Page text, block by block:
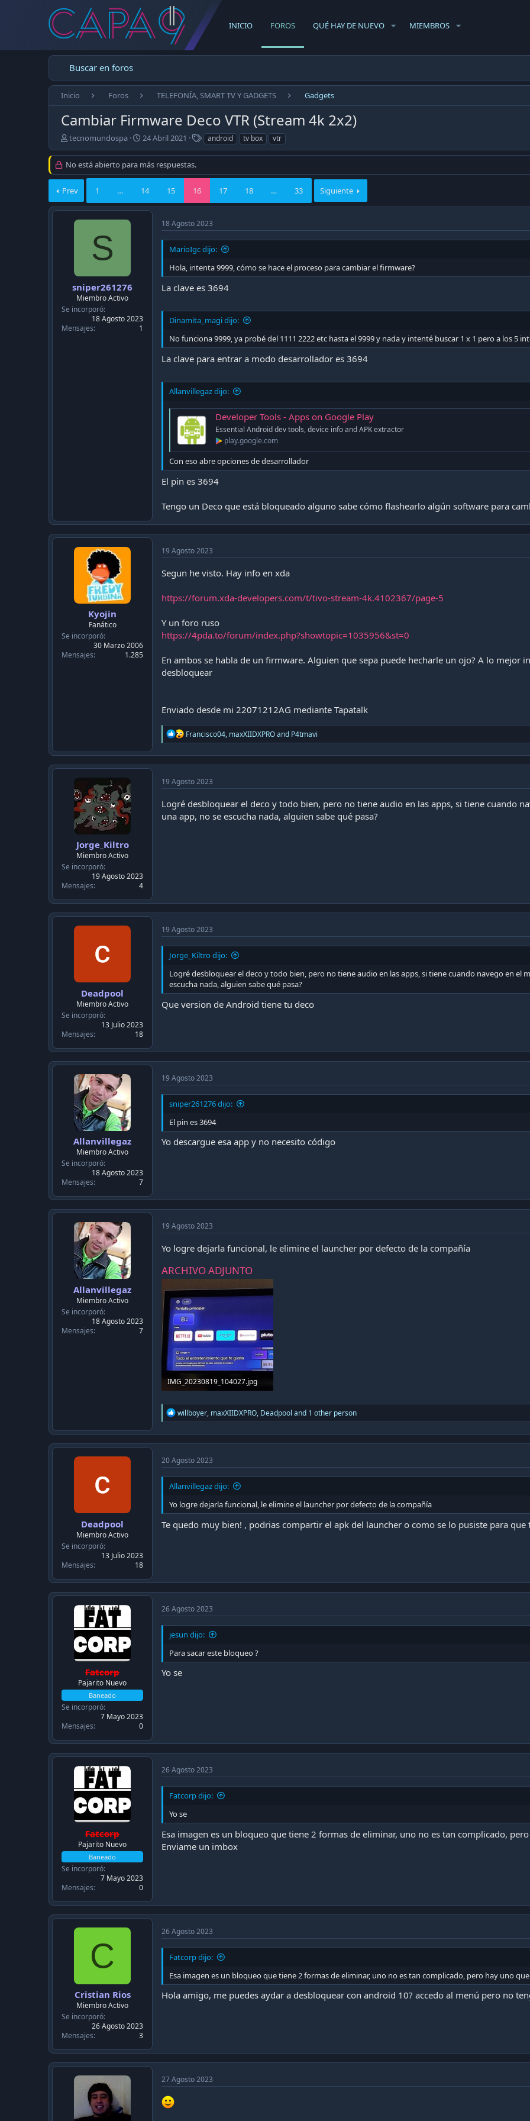
INICIO FOROS QUÉ HAY DE NUEVO MIEMBROS
Buscar en foros
Inicio Foros TELEFONÍA, SMART TV Y GADGETS Gadgets
Cambiar Firmware Deco VTR (Stream 4k 2x2)
E
m
p
e
z
ó
e
l
tecnomundospa
F
e
c
h
a
d
e
p
n
24 Abril 2021
T
a
g
android tv box vtr
No está abierto para más respuestas.
Prev 1 … 14 15 16 17 18 … 33 Siguiente
S
sniper261276
Miembro Activo
Se incorporó
18 Agosto 2023
Mensajes
1
18 Agosto 2023
MarioIgc dijo:
Hola, intenta 9999, cómo se hace el proceso para cambiar el firmware?
La clave es 3694
Dinamita_magi dijo:
No funciona 9999, ya probé del 1111 2222 etc hasta el 9999 y nada y intenté buscar 1 x 1 pero a los 5
La clave para entrar a modo desarrollador es 3694
Allanvillegaz dijo:
Developer Tools - Apps on Google Play
Essential Android dev tools, device info and APK extractor
play.google.com
Con eso abre opciones de desarrollador
El pin es 3694
Tengo un Deco que está bloqueado alguno sabe cómo flashearlo algún software para
Kyojin
Fanático
Se incorporó
30 Marzo 2006
Mensajes
1.285
19 Agosto 2023
Segun he visto. Hay info en xda
https://forum.xda-developers.com/t/tivo-stream-4k.4102367/page-5
Y un foro ruso
https://4pda.to/forum/index.php?showtopic=1035956&st=0
En ambos se habla de un firmware. Alguien que sepa puede hecharle un ojo? A lo mejor
desbloquear
Enviado desde mi 22071212AG mediante Tapatalk
R
e
i
o
s
:
Francisco04, maxXIIDXPROand P4tmavi
Jorge_Kiltro
Miembro Activo
Se incorporó
19 Agosto 2023
Mensajes
4
19 Agosto 2023
Logré desbloquear el deco y todo bien, pero no tiene audio en las apps, si tiene cuando
una app, no se escucha nada, alguien sabe qué pasa?
Deadpool
Miembro Activo
Se incorporó
13 Julio 2023
Mensajes
18
19 Agosto 2023
Jorge_Kiltro dijo:
Logré desbloquear el deco y todo bien, pero no tiene audio en las apps, si tiene cuando navego en el
escucha nada, alguien sabe qué pasa?
Que version de Android tiene tu deco
Allanvillegaz
Miembro Activo
Se incorporó
18 Agosto 2023
Mensajes
7
19 Agosto 2023
sniper261276 dijo:
El pin es 3694
Yo descargue esa app y no necesito código
Allanvillegaz
Miembro Activo
Se incorporó
18 Agosto 2023
Mensajes
7
19 Agosto 2023
Yo logre dejarla funcional, le elimine el launcher por defecto de la compañía
ARCHIVO ADJUNTO
IMG_20230819_104027.jpg
R
e
i
o
n
s
willboyer, maxXIIDXPRO, Deadpool and 1 other person
Deadpool
Miembro Activo
Se incorporó
13 Julio 2023
Mensajes
18
20 Agosto 2023
Allanvillegaz dijo:
Yo logre dejarla funcional, le elimine el launcher por defecto de la compañía
Te quedo muy bien! , podrias compartir el apk del launcher o como se lo pusiste para que
Fatcorp
Pajarito Nuevo
Baneado
Se incorporó
7 Mayo 2023
Mensajes
0
26 Agosto 2023
jesun dijo:
Para sacar este bloqueo ?
Yo se
Fatcorp
Pajarito Nuevo
Baneado
Se incorporó
7 Mayo 2023
Mensajes
0
26 Agosto 2023
Fatcorp dijo:
Yo se
Esa imagen es un bloqueo que tiene 2 formas de eliminar, uno no es tan complicado,
Enviame un imbox
C
Cristian Rios
Miembro Activo
Se incorporó
26 Agosto 2023
Mensajes
3
26 Agosto 2023
Fatcorp dijo:
Esa imagen es un bloqueo que tiene 2 formas de eliminar, uno no es tan complicado, pero hay uno
Hola amigo, me puedes aydar a desbloquear con android 10? accedo al menú pero no
27 Agosto 2023